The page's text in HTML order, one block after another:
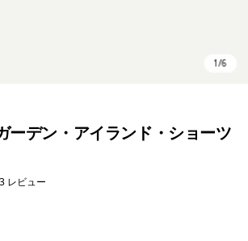
ーデン・アイランド・ショーツ
3 レビュー